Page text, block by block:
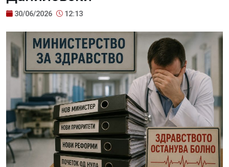
30/06/2026 12:13